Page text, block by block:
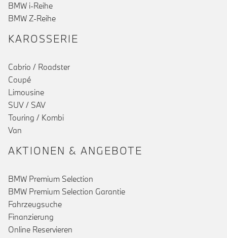
BMW i-Reihe
BMW Z-Reihe
KAROSSERIE
Cabrio / Roadster
Coupé
Limousine
SUV / SAV
Touring / Kombi
Van
AKTIONEN & ANGEBOTE
BMW Premium Selection
BMW Premium Selection Garantie
Fahrzeugsuche
Finanzierung
Online Reservieren